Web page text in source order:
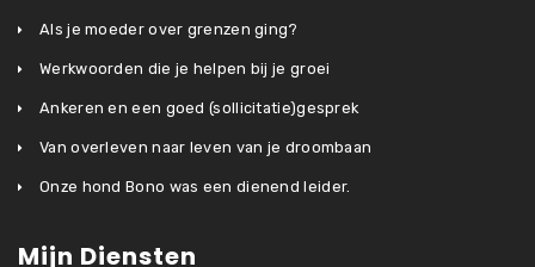
Als je moeder over grenzen ging?
Werkwoorden die je helpen bij je groei
Ankeren en een goed (sollicitatie)gesprek
Van overleven naar leven van je droombaan
Onze hond Bono was een dienend leider.
Mijn Diensten